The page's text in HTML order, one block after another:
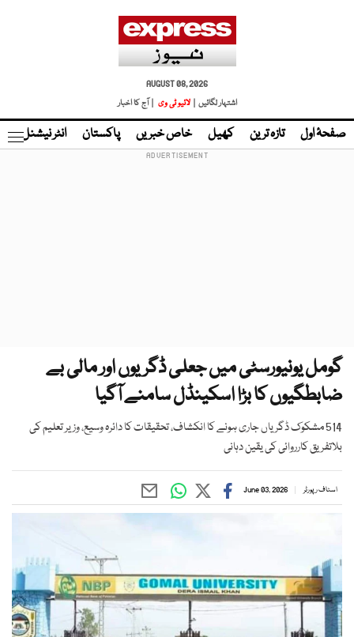
AUGUST 08, 2026
اشتہار لگائیں |
لائیو ٹی وی | آج کا اخبار
صفحۂ اول تازہ ترین کھیل خاص خبریں پاکستان انٹر نیشنل
گومل یونیورسٹی میں جعلی ڈگریوں اور مالی بے
ضابطگیوں کا بڑا اسکینڈل سامنے آگیا
514 مشکوک ڈگریاں جاری ہونے کا انکشاف، تحقیقات کا دائرہ وسیع، وزیر تعلیم کی
بلاتفریق کارروائی کی یقین دہانی
اسٹاف رپورٹر June 03, 2026